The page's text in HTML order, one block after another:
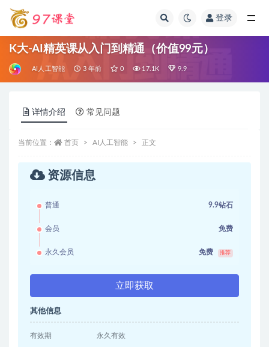
登录
K大-AI精英课从入门到精通（价值99元）
AI人工智能 3 年前 0 17.1K 9.9
详情介绍 常见问题
当前位置： 首页 AI人工智能 正文
资源信息
普通 9.9钻石
会员 免费
永久会员 免费 推荐
立即获取
其他信息
有效期 永久有效